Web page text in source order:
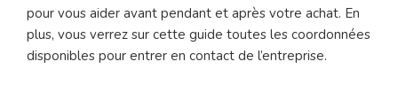
pour vous aider avant pendant et après votre achat. En
plus, vous verrez sur cette guide toutes les coordonnées
disponibles pour entrer en contact de l’entreprise.